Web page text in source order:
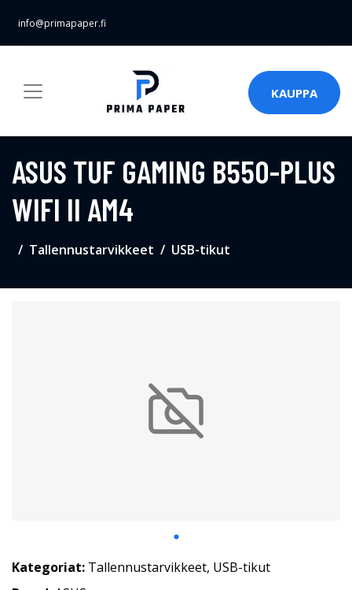
info@primapaper.fi
KAUPPA
ASUS TUF GAMING B550-PLUS
WIFI II AM4
Tallennustarvikkeet USB-tikut
Kategoriat: Tallennustarvikkeet, USB-tikut